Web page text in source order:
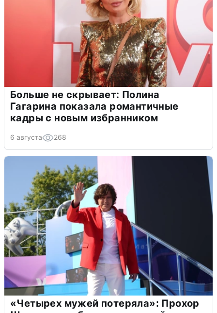
Больше не скрывает: Полина
Гагарина показала романтичные
кадры с новым избранником
6 августа 268
«Четырех мужей потеряла»: Прохор